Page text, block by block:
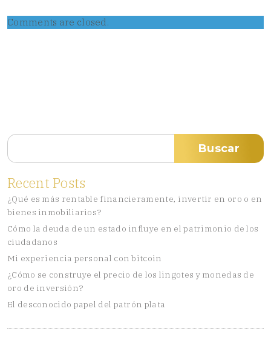
Comments are closed.
Buscar
Buscar
Recent Posts
¿Qué es más rentable financieramente, invertir en oro o en
bienes inmobiliarios?
Cómo la deuda de un estado influye en el patrimonio de los
ciudadanos
Mi experiencia personal con bitcoin
¿Cómo se construye el precio de los lingotes y monedas de
oro de inversión?
El desconocido papel del patrón plata